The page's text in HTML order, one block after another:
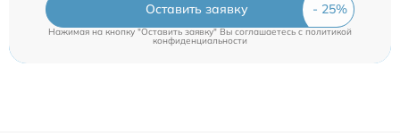
Оставить заявку
Нажимая на кнопку "Оставить заявку" Вы соглашаетесь cполитикой
конфиденциальности